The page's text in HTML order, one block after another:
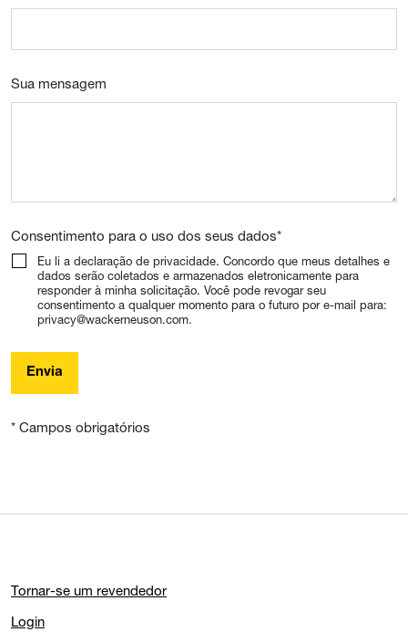
Sua mensagem
Consentimento para o uso dos seus dados*
Eu li a declaração de privacidade. Concordo que meus detalhes e
dados serão coletados e armazenados eletronicamente para
responder à minha solicitação. Você pode revogar seu
consentimento a qualquer momento para o futuro por e-mail para:
privacy@wackerneuson.com.
Envia
* Campos obrigatórios
Tornar-se um revendedor
Login